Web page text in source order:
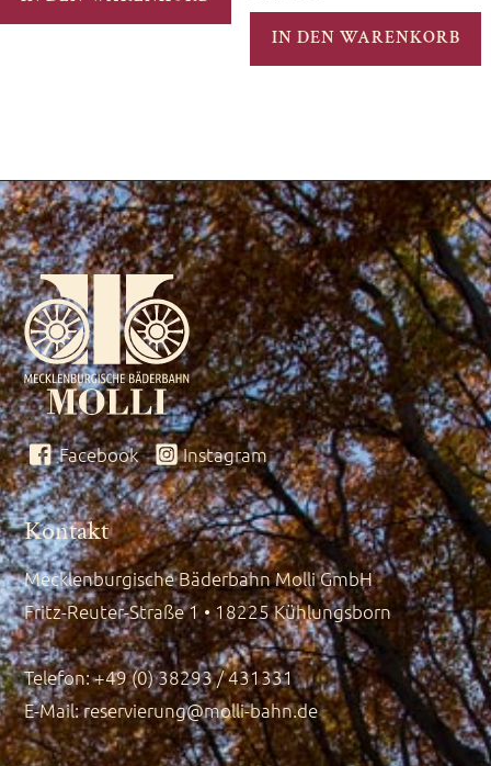
IN DEN WARENKORB
Facebook Instagram
Kontakt
Mecklenburgische Bäderbahn Molli GmbH
Fritz-Reuter-Straße 1 • 18225 Kühlungsborn
Telefon: +49 (0) 38293 / 431331
E-Mail:reservierung@molli-bahn.de